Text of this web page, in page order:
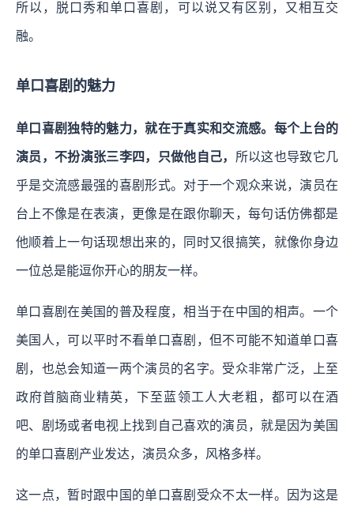
所以，脱口秀和单口喜剧，可以说又有区别，又相互交
融。
单口喜剧的魅力
单口喜剧独特的魅力，就在于真实和交流感。每个上台的
演员，不扮演张三李四，只做他自己， 所以这也导致它几
乎是交流感最强的喜剧形式。对于一个观众来说，演员在
台上不像是在表演，更像是在跟你聊天，每句话仿佛都是
他顺着上一句话现想出来的，同时又很搞笑，就像你身边
一位总是能逗你开心的朋友一样。
单口喜剧在美国的普及程度，相当于在中国的相声。一个
美国人，可以平时不看单口喜剧，但不可能不知道单口喜
剧，也总会知道一两个演员的名字。受众非常广泛，上至
政府首脑商业精英，下至蓝领工人大老粗，都可以在酒
吧、剧场或者电视上找到自己喜欢的演员，就是因为美国
的单口喜剧产业发达，演员众多，风格多样。
这一点，暂时跟中国的单口喜剧受众不太一样。因为这是